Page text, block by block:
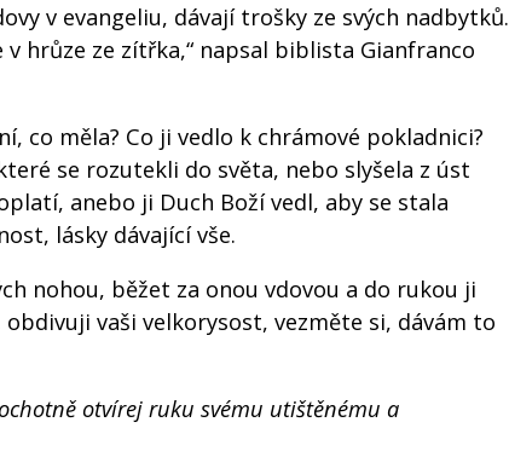
v evangeliu, dávají trošky ze svých nadbytků.
hrůze ze zítřka,“ napsal biblista Gianfranco
co měla? Co ji vedlo k chrámové pokladnici?
se rozutekli do světa, nebo slyšela z úst
anebo ji Duch Boží vedl, aby se stala
lásky dávající vše.
nohou, běžet za onou vdovou a do rukou ji
vaši velkorysost, vezměte si, dávám to
otvírej ruku svému utištěnému a